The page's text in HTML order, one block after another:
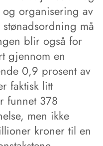
organisering av
må
blir også for
gjennom en
0,9 prosent av
faktisk litt
funnet 378
men ikke
kroner til en